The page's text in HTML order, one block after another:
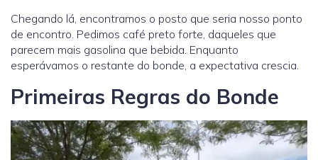
Chegando lá, encontramos o posto que seria nosso ponto
de encontro. Pedimos café preto forte, daqueles que
parecem mais gasolina que bebida. Enquanto
esperávamos o restante do bonde, a expectativa crescia.
Primeiras Regras do Bonde